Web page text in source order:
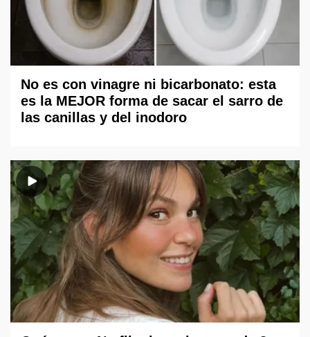
No es con vinagre ni bicarbonato: esta
es la MEJOR forma de sacar el sarro de
las canillas y del inodoro